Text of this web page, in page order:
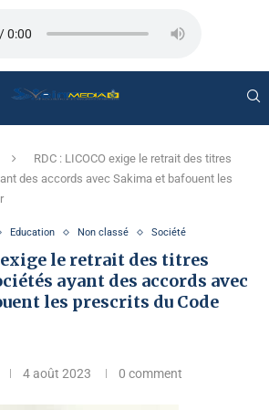
RDC : LICOCO exige le retrait des titres
des accords avec Sakima et bafouent les
Education Non classé Société
exige le retrait des titres
ayant des accords avec
les prescrits du Code
4 août 2023 0 comment